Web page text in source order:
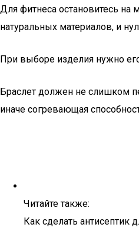
Для фитнеса остановитесь на
натуральных материалов, и
При выборе изделия нужно
Браслет должен не слишком
иначе согревающая
Читайте также:
Как сделать антисептик